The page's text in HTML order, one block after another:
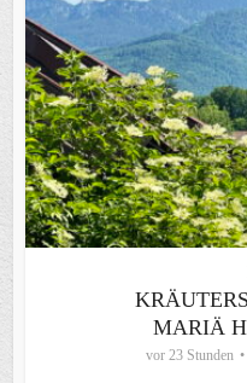
MARIÄ
vor 23 Stunden